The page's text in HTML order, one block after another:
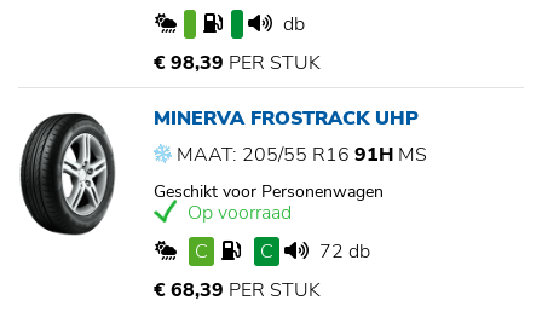
db
€ 98,39 PER STUK
MINERVA FROSTRACK UHP
MAAT: 205/55 R16 91H MS
Geschikt voor Personenwagen
Op voorraad
C
C
72 db
€ 68,39 PER STUK